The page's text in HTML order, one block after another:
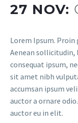
27 NOV:
Lorem Ipsum.
Aenean sollicitudin,
consequat ipsum,
sit amet nibh
accumsan ipsum
auctor a ornare
auctor eu in elit.